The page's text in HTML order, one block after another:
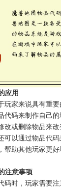
应用
玩家来说具有重
代码来制作自己的
改或删除物品来
可以通过物品代
帮助其他玩家更
注意事项
码时，玩家需要